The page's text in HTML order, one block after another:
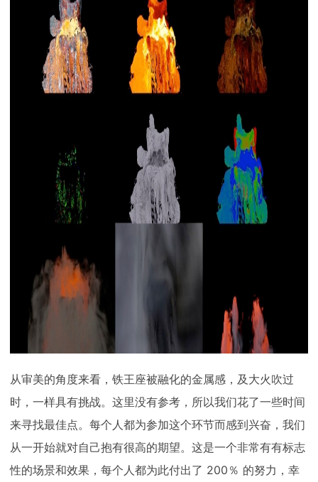
从审美的角度来看，铁王座被融化的金属感，及大火吹过
时，一样具有挑战。这里没有参考，所以我们花了一些时间
来寻找最佳点。每个人都为参加这个环节而感到兴奋，我们
从一开始就对自己抱有很高的期望。这是一个非常有有标志
性的场景和效果，每个人都为此付出了 200％ 的努力，幸